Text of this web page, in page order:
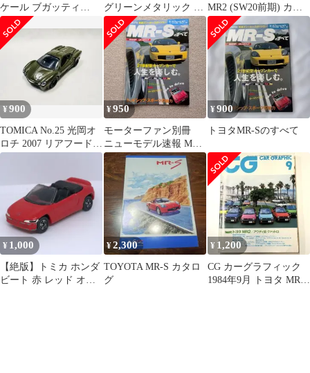
ケール ブガッティ
EB110
グリーンメタリック ミ
ニカー kyosho
MR2 (SW20前期) カタ
ログ3冊＋ポスター＋ノ
ート
¥900
TOMICA No.25 光岡オ
ロチ 2007 リアフード開
閉
¥950
モーターファン別冊
ニューモデル速報 MR-
Sすべて 第257弾
¥900
トヨタMR-Sのすべて
¥ 1,000
【絶版】トミカ ホンダ
ビート 赤 レッド オー
¥2,300
TOYOTA MR-S カタロ
グ
¥ 1,200
CG カーグラフィック
1984年9月 トヨタ MR2